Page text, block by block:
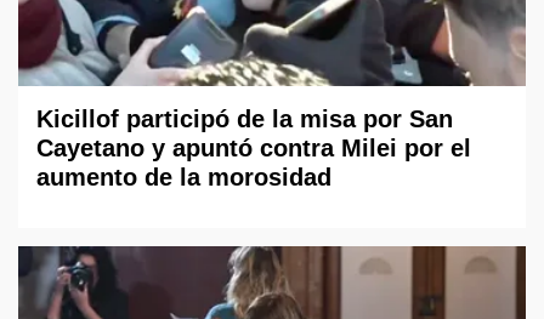
Kicillof participó de la misa por San
Cayetano y apuntó contra Milei por el
aumento de la morosidad